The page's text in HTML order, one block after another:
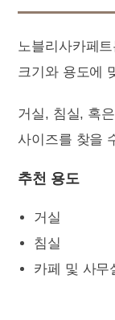
노블리사카페
크기와 용도에
거실, 침실, 혹
사이즈를 찾을
추천 용도
거실
침실
카페 및 사무